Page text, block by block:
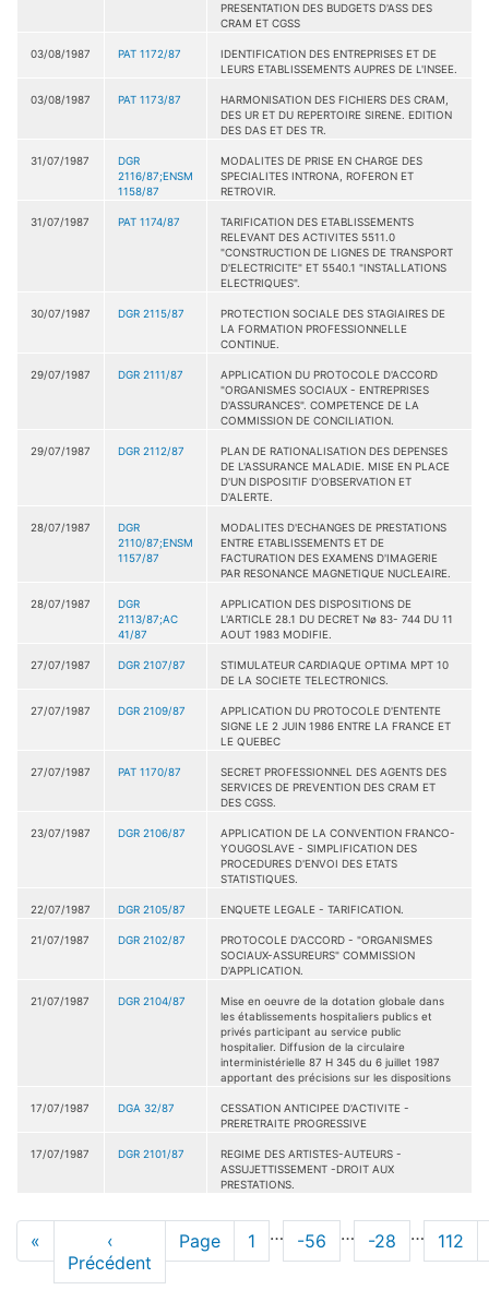
PRESENTATION DES BUDGETS D'ASS DES
CRAM ET CGSS
03/08/1987 PAT 1172/87
IDENTIFICATION DES ENTREPRISES ET DE
LEURS ETABLISSEMENTS AUPRES DE L'INSEE.
03/08/1987 PAT 1173/87
HARMONISATION DES FICHIERS DES CRAM,
DES UR ET DU REPERTOIRE SIRENE. EDITION
DES DAS ET DES TR.
31/07/1987
DGR
2116/87;ENSM
1158/87
MODALITES DE PRISE EN CHARGE DES
SPECIALITES INTRONA, ROFERON ET
RETROVIR.
31/07/1987 PAT 1174/87
TARIFICATION DES ETABLISSEMENTS
RELEVANT DES ACTIVITES 5511.0
"CONSTRUCTION DE LIGNES DE TRANSPORT
D'ELECTRICITE" ET 5540.1 "INSTALLATIONS
ELECTRIQUES".
30/07/1987 DGR 2115/87
PROTECTION SOCIALE DES STAGIAIRES DE
LA FORMATION PROFESSIONNELLE
CONTINUE.
29/07/1987 DGR 2111/87
APPLICATION DU PROTOCOLE D'ACCORD
"ORGANISMES SOCIAUX - ENTREPRISES
D'ASSURANCES". COMPETENCE DE LA
COMMISSION DE CONCILIATION.
29/07/1987 DGR 2112/87
PLAN DE RATIONALISATION DES DEPENSES
DE L'ASSURANCE MALADIE. MISE EN PLACE
D'UN DISPOSITIF D'OBSERVATION ET
D'ALERTE.
28/07/1987
DGR
2110/87;ENSM
1157/87
MODALITES D'ECHANGES DE PRESTATIONS
ENTRE ETABLISSEMENTS ET DE
FACTURATION DES EXAMENS D'IMAGERIE
PAR RESONANCE MAGNETIQUE NUCLEAIRE.
28/07/1987
DGR
2113/87;AC
41/87
APPLICATION DES DISPOSITIONS DE
L'ARTICLE 28.1 DU DECRET Nø 83- 744 DU 11
AOUT 1983 MODIFIE.
27/07/1987 DGR 2107/87
STIMULATEUR CARDIAQUE OPTIMA MPT 10
DE LA SOCIETE TELECTRONICS.
27/07/1987 DGR 2109/87
APPLICATION DU PROTOCOLE D'ENTENTE
SIGNE LE 2 JUIN 1986 ENTRE LA FRANCE ET
LE QUEBEC
27/07/1987 PAT 1170/87
SECRET PROFESSIONNEL DES AGENTS DES
SERVICES DE PREVENTION DES CRAM ET
DES CGSS.
23/07/1987 DGR 2106/87
APPLICATION DE LA CONVENTION FRANCO-
YOUGOSLAVE - SIMPLIFICATION DES
PROCEDURES D'ENVOI DES ETATS
STATISTIQUES.
22/07/1987 DGR 2105/87 ENQUETE LEGALE - TARIFICATION.
21/07/1987 DGR 2102/87
PROTOCOLE D'ACCORD - "ORGANISMES
SOCIAUX-ASSUREURS" COMMISSION
D'APPLICATION.
21/07/1987 DGR 2104/87
Mise en oeuvre de la dotation globale dans
les établissements hospitaliers publics et
privés participant au service public
hospitalier. Diffusion de la circulaire
interministérielle 87 H 345 du 6 juillet 1987
apportant des précisions sur les dispositions
17/07/1987 DGA 32/87
CESSATION ANTICIPEE D'ACTIVITE -
PRERETRAITE PROGRESSIVE
17/07/1987 DGR 2101/87
REGIME DES ARTISTES-AUTEURS -
ASSUJETTISSEMENT -DROIT AUX
PRESTATIONS.
Pagination
Première
page
«
Page
précédente
‹
Précédent
Page Page
1 … Page
-56 … Page
-28 … Page
112